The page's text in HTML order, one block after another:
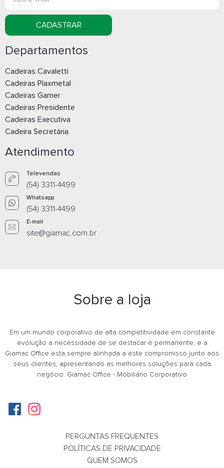
Poltrona 39306, Pé Madeira Envernizado -
Cavaletti - Rev Politex - Cor (Politex) Cinza
CADASTRAR
Departamentos
Cadeiras Cavaletti
Cadeiras Plaxmetal
Cadeiras Gamer
Cadeiras Presidente
Cadeiras Executiva
Cadeira Secretária
Atendimento
Televendas
(54) 3311-4499
Whatsapp
(54) 3311-4499
E-mail
site@giamac.com.br
Sobre a loja
Em um mundo corporativo de alta competitividade em constante
evolução a necessidade de se destacar é permanente, e a
Giamac Office esta sempre alinhada a este compromisso junto aos
seus clientes, apresentando as melhores soluções para cada
negócio. Giamac Office - Mobiliário Corporativo
PERGUNTAS FREQUENTES
POLÍTICAS DE PRIVACIDADE
QUEM SOMOS